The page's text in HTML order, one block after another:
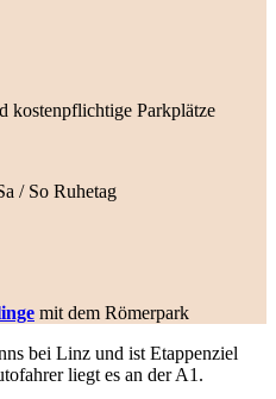
kostenpflichtige Parkplätze
/ So Ruhetag
mit dem Römerpark
bei Linz und ist Etappenziel
liegt es an der A1.